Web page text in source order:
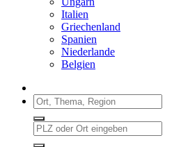
Italien
Griechenland
Spanien
Niederlande
Belgien